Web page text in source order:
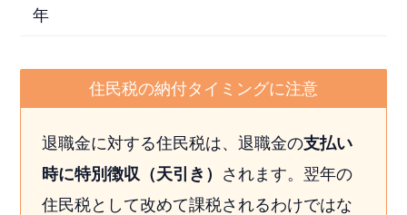
年
住民税の納付タイミングに注意
退職金に対する住民税は、退職金の支払い
時に特別徴収（天引き）
されます。翌年の
住民税として改めて課税されるわけではな